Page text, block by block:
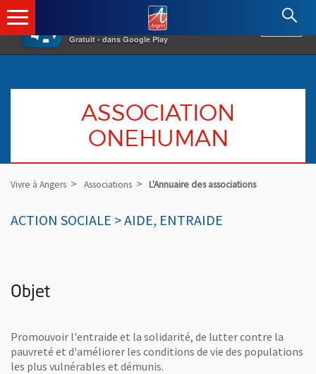
×
Gratuit - dans Google Play
Angers.fr : Retour à l'accueil
ASSOCIATION
ONEHUMAN
Vivre à Angers Associations L'Annuaire des associations
ACTION SOCIALE > AIDE, ENTRAIDE
Objet
Promouvoir l'entraide et la solidarité, de lutter contre la
pauvreté et d'améliorer les conditions de vie des populations
les plus vulnérables et démunis.